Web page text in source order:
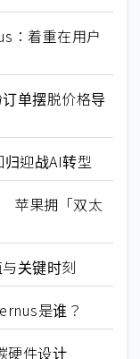
：着重在用户
单摆脱价格导
迎战AI转型
苹果拥「双太
关键时刻
是谁？
硬件设计